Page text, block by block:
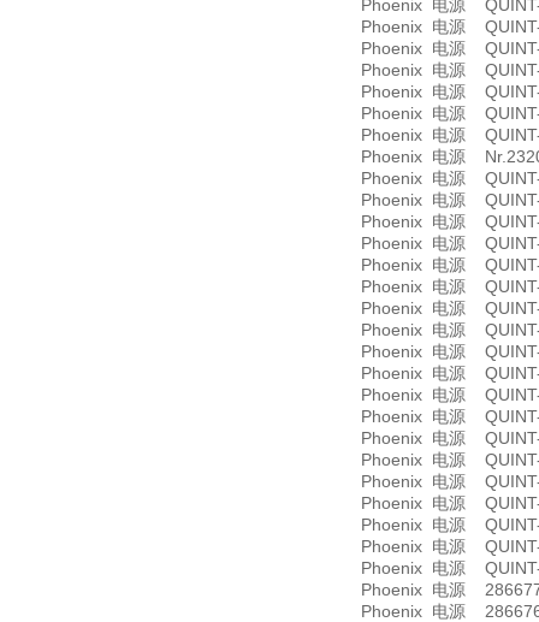
Phoenix 电源 QUINT-
Phoenix 电源
Phoenix 电源
Phoenix 电源
Phoenix 电源
Phoenix 电源 QUINT-
Phoenix 电源 QUINT-
Phoenix 电源
Phoenix 电源 QUINT-
Phoenix 电源 QUINT-
Phoenix 电源 QUINT-
Phoenix 电源
Phoenix 电源
Phoenix 电源
Phoenix 电源
Phoenix 电源
Phoenix 电源
Phoenix 电源
Phoenix 电源
Phoenix 电源
Phoenix 电源
Phoenix 电源
Phoenix 电源
Phoenix 电源
Phoenix 电源
Phoenix 电源
Phoenix 电源 QUINT-
Phoenix 电源
Phoenix 电源